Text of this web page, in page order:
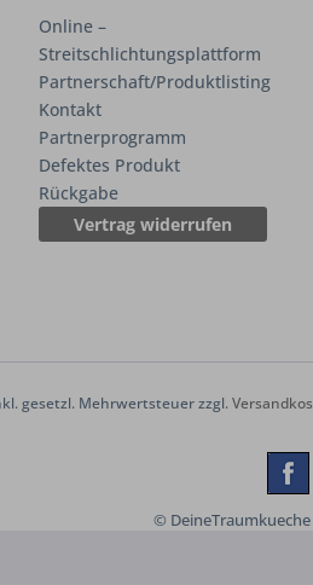
Online –
Streitschlichtungsplattform
Partnerschaft/Produktlisting
Kontakt
Partnerprogramm
Defektes Produkt
Rückgabe
Vertrag widerrufen
gesetzl. Mehrwertsteuer zzgl.
© DeineTraumkueche